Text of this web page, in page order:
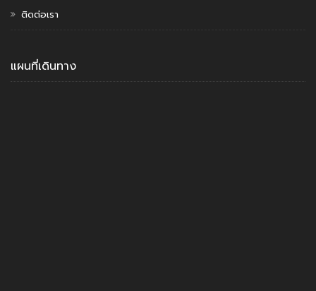
ติดต่อเรา
แผนที่เดินทาง